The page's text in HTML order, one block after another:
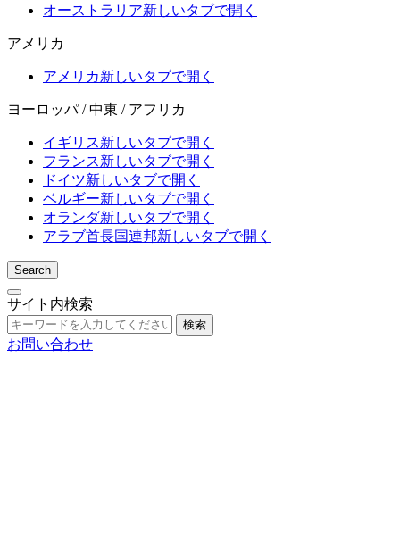
オーストラリア新しいタブで開く
アメリカ
アメリカ新しいタブで開く
ヨーロッパ / 中東 / アフリカ
イギリス新しいタブで開く
フランス新しいタブで開く
ドイツ新しいタブで開く
ベルギー新しいタブで開く
オランダ新しいタブで開く
アラブ首長国連邦新しいタブで開く
Search
サイト内検索
検索
お問い合わせ